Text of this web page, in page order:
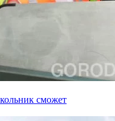
сможет